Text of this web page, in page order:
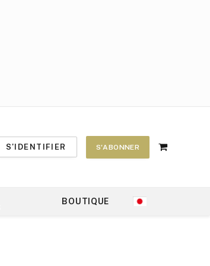
S'IDENTIFIER S'ABONNER
Shopping
BOUTIQUE